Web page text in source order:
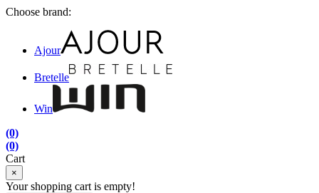
Choose brand:
Ajour
Bretelle
Win
(0)
(0)
Cart
×
Your shopping cart is empty!